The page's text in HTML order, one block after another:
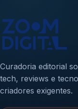
Curadoria editorial
tech, reviews e
criadores exigentes.